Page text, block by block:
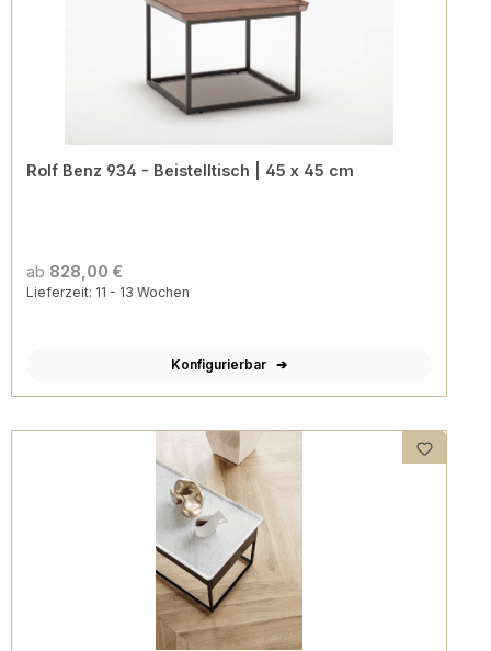
Rolf Benz 934 - Beistelltisch | 45 x 45 cm
ab 828,00 €
Lieferzeit: 11 - 13 Wochen
Konfigurierbar